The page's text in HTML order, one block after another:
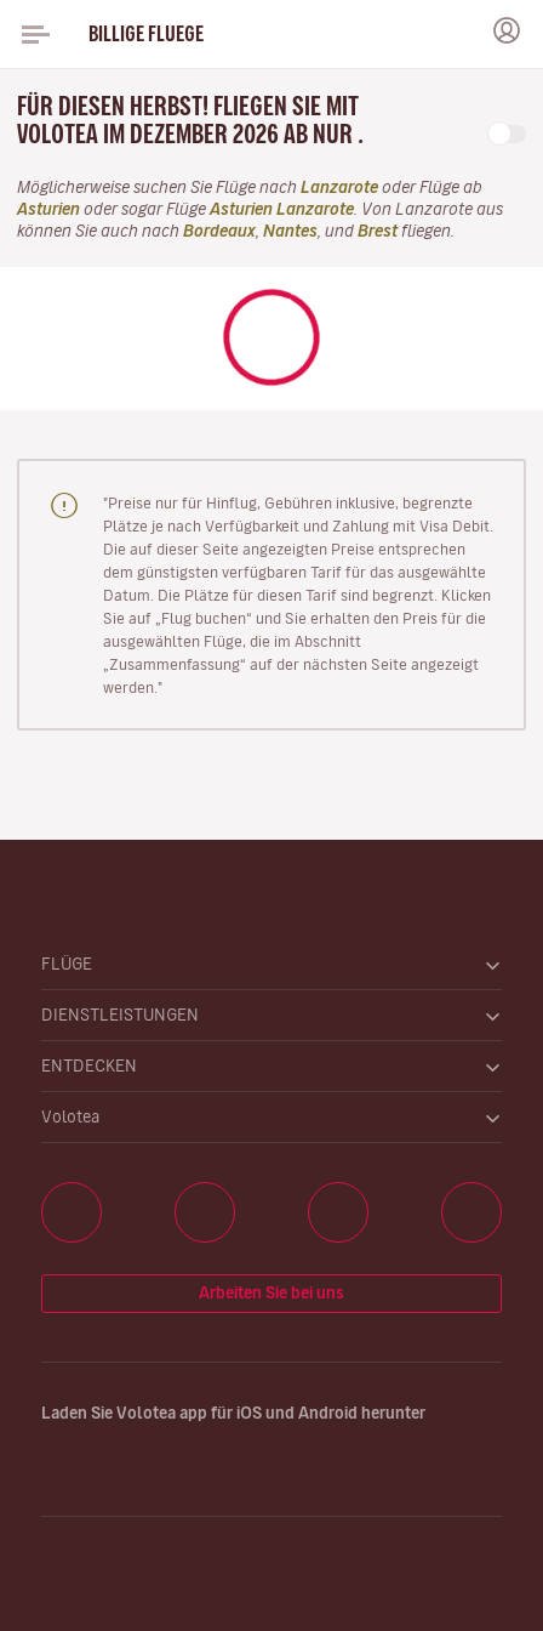
BILLIGE FLUEGE
FÜR DIESEN HERBST! FLIEGEN SIE MIT
VOLOTEA IM DEZEMBER 2026 AB NUR .
Möglicherweise suchen Sie Flüge nach Lanzarote oder Flüge ab
Asturien oder sogar Flüge Asturien Lanzarote . Von Lanzarote aus
können Sie auch nach Bordeaux Nantes , und Brestfliegen.
"Preise nur für Hinflug, Gebühren inklusive, begrenzte
Plätze je nach Verfügbarkeit und Zahlung mit Visa Debit.
Die auf dieser Seite angezeigten Preise entsprechen
dem günstigsten verfügbaren Tarif für das ausgewählte
Datum. Die Plätze für diesen Tarif sind begrenzt. Klicken
Sie auf „Flug buchen“ und Sie erhalten den Preis für die
ausgewählten Flüge, die im Abschnitt
„Zusammenfassung“ auf der nächsten Seite angezeigt
werden."
FLÜGE
DIENSTLEISTUNGEN
ENTDECKEN
Volotea
Arbeiten Sie bei uns
Laden Sie Volotea app für iOS und Android herunter